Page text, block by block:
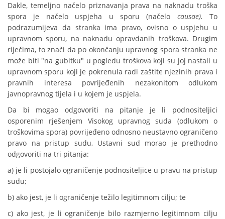
Dakle, temeljno načelo priznavanja prava na naknadu troška
spora je načelo uspjeha u sporu (načelo causae). To
podrazumijeva da stranka ima pravo, ovisno o uspjehu u
upravnom sporu, na naknadu opravdanih troškova. Drugim
riječima, to znači da po okončanju upravnog spora stranka ne
može biti "na gubitku" u pogledu troškova koji su joj nastali u
upravnom sporu koji je pokrenula radi zaštite njezinih prava i
pravnih interesa povrijeđenih nezakonitom odlukom
javnopravnog tijela i u kojem je uspjela.
Da bi mogao odgovoriti na pitanje je li podnositeljici
osporenim rješenjem Visokog upravnog suda (odlukom o
troškovima spora) povrijeđeno odnosno neustavno ograničeno
pravo na pristup sudu, Ustavni sud morao je prethodno
odgovoriti na tri pitanja:
a) je li postojalo ograničenje podnositeljice u pravu na pristup
sudu;
b) ako jest, je li ograničenje težilo legitimnom cilju; te
c) ako jest, je li ograničenje bilo razmjerno legitimnom cilju